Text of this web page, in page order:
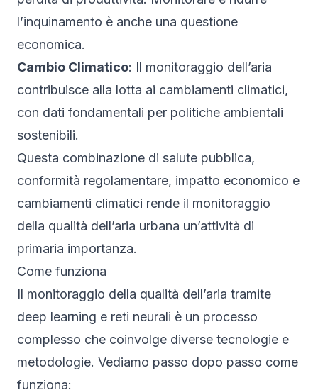
l’inquinamento è anche una questione
economica.
Cambio Climatico: Il monitoraggio dell’aria
contribuisce alla lotta ai cambiamenti climatici,
con dati fondamentali per politiche ambientali
sostenibili.
Questa combinazione di salute pubblica,
conformità regolamentare, impatto economico e
cambiamenti climatici rende il monitoraggio
della qualità dell’aria urbana un’attività di
primaria importanza.
Come funziona
Il monitoraggio della qualità dell’aria tramite
deep learning e reti neurali è un processo
complesso che coinvolge diverse tecnologie e
metodologie. Vediamo passo dopo passo come
funziona: